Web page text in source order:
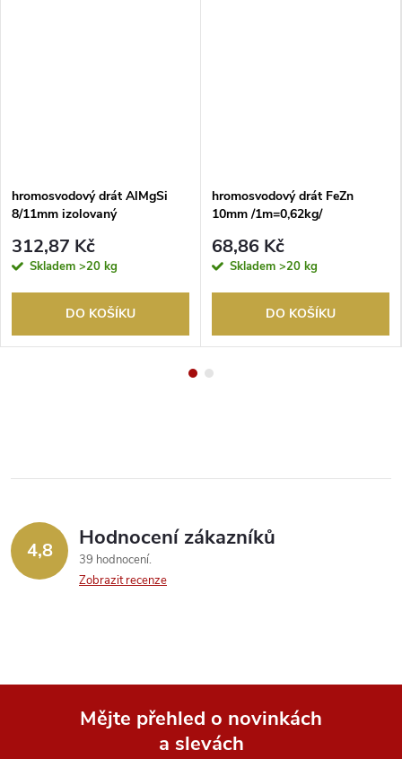
hromosvodový drát AlMgSi
8/11mm izolovaný
312,87 Kč
Skladem >20 kg
DO KOŠÍKU
hromosvodový drát FeZn
10mm /1m=0,62kg/
68,86 Kč
Skladem >20 kg
DO KOŠÍKU
4,8 Hodnocení zákazníků
39 hodnocení
Zobrazit recenze
Mějte přehled o novinkách
a slevách